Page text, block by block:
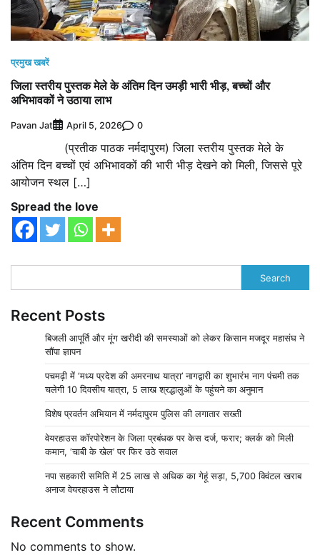
प्रमुख खबरें
जिला स्तरीय पुस्तक मेले के अंतिम दिन उमड़ी भारी भीड़, बच्चों और
अभिभावकों ने उठाया लाभ
Pavan Jat April 5, 2026 0
(प्रतीक पाठक नर्मदापुरम) जिला स्तरीय पुस्तक मेले के
अंतिम दिन बच्चों एवं अभिभावकों की भारी भीड़ देखने को मिली, जिससे पूरे
आयोजन स्थल […]
Spread the love
Search
Recent Posts
बिजली आपूर्ति और मूंग खरीदी की समस्याओं को लेकर किसान मजदूर महासंघ ने
सौंपा ज्ञापन
पचमढ़ी में ‘मध्य प्रदेश की अमरनाथ यात्रा’ नागद्वारी का शुभारंभ नाग पंचमी तक
चलेगी 10 दिवसीय यात्रा, 5 लाख श्रद्धालुओं के पहुंचने का अनुमान
विशेष प्रवर्तन अभियान में नर्मदापुरम पुलिस की लगातार सख्ती
वेयरहाउस कॉरपोरेशन के जिला प्रबंधक पर केस दर्ज, फरार; क्लर्क को मिली
कमान, ‘चाबी के खेल’ पर फिर उठे सवाल
नपा सहकारी समिति में 25 लाख से अधिक का गेहूं सड़ा, 5,700 क्विंटल खराब
अनाज वेयरहाउस ने लौटाया
Recent Comments
No comments to show.